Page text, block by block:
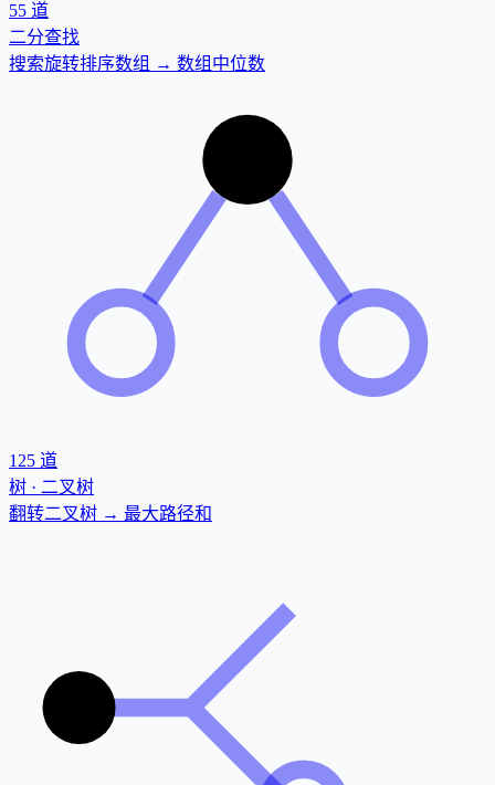
55 道
二分查找
搜索旋转排序数组 → 数组中位数
125 道
树 · 二叉树
翻转二叉树 → 最大路径和